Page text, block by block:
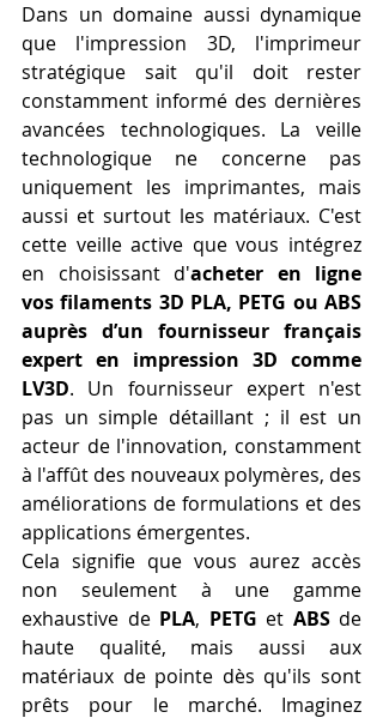
Dans un domaine aussi dynamique
que l'impression 3D, l'imprimeur
stratégique sait qu'il doit rester
constamment informé des dernières
avancées technologiques. La veille
technologique ne concerne pas
uniquement les imprimantes, mais
aussi et surtout les matériaux. C'est
cette veille active que vous intégrez
en choisissant d'acheter en ligne
vos filaments 3D PLA, PETG ou ABS
auprès d’un fournisseur français
expert en impression 3D comme
LV3D. Un fournisseur expert n'est
pas un simple détaillant ; il est un
acteur de l'innovation, constamment
à l'affût des nouveaux polymères, des
améliorations de formulations et des
applications émergentes.
Cela signifie que vous aurez accès
non seulement à une gamme
exhaustive de PLA, PETG et ABS de
haute qualité, mais aussi aux
matériaux de pointe dès qu'ils sont
prêts pour le marché. Imaginez